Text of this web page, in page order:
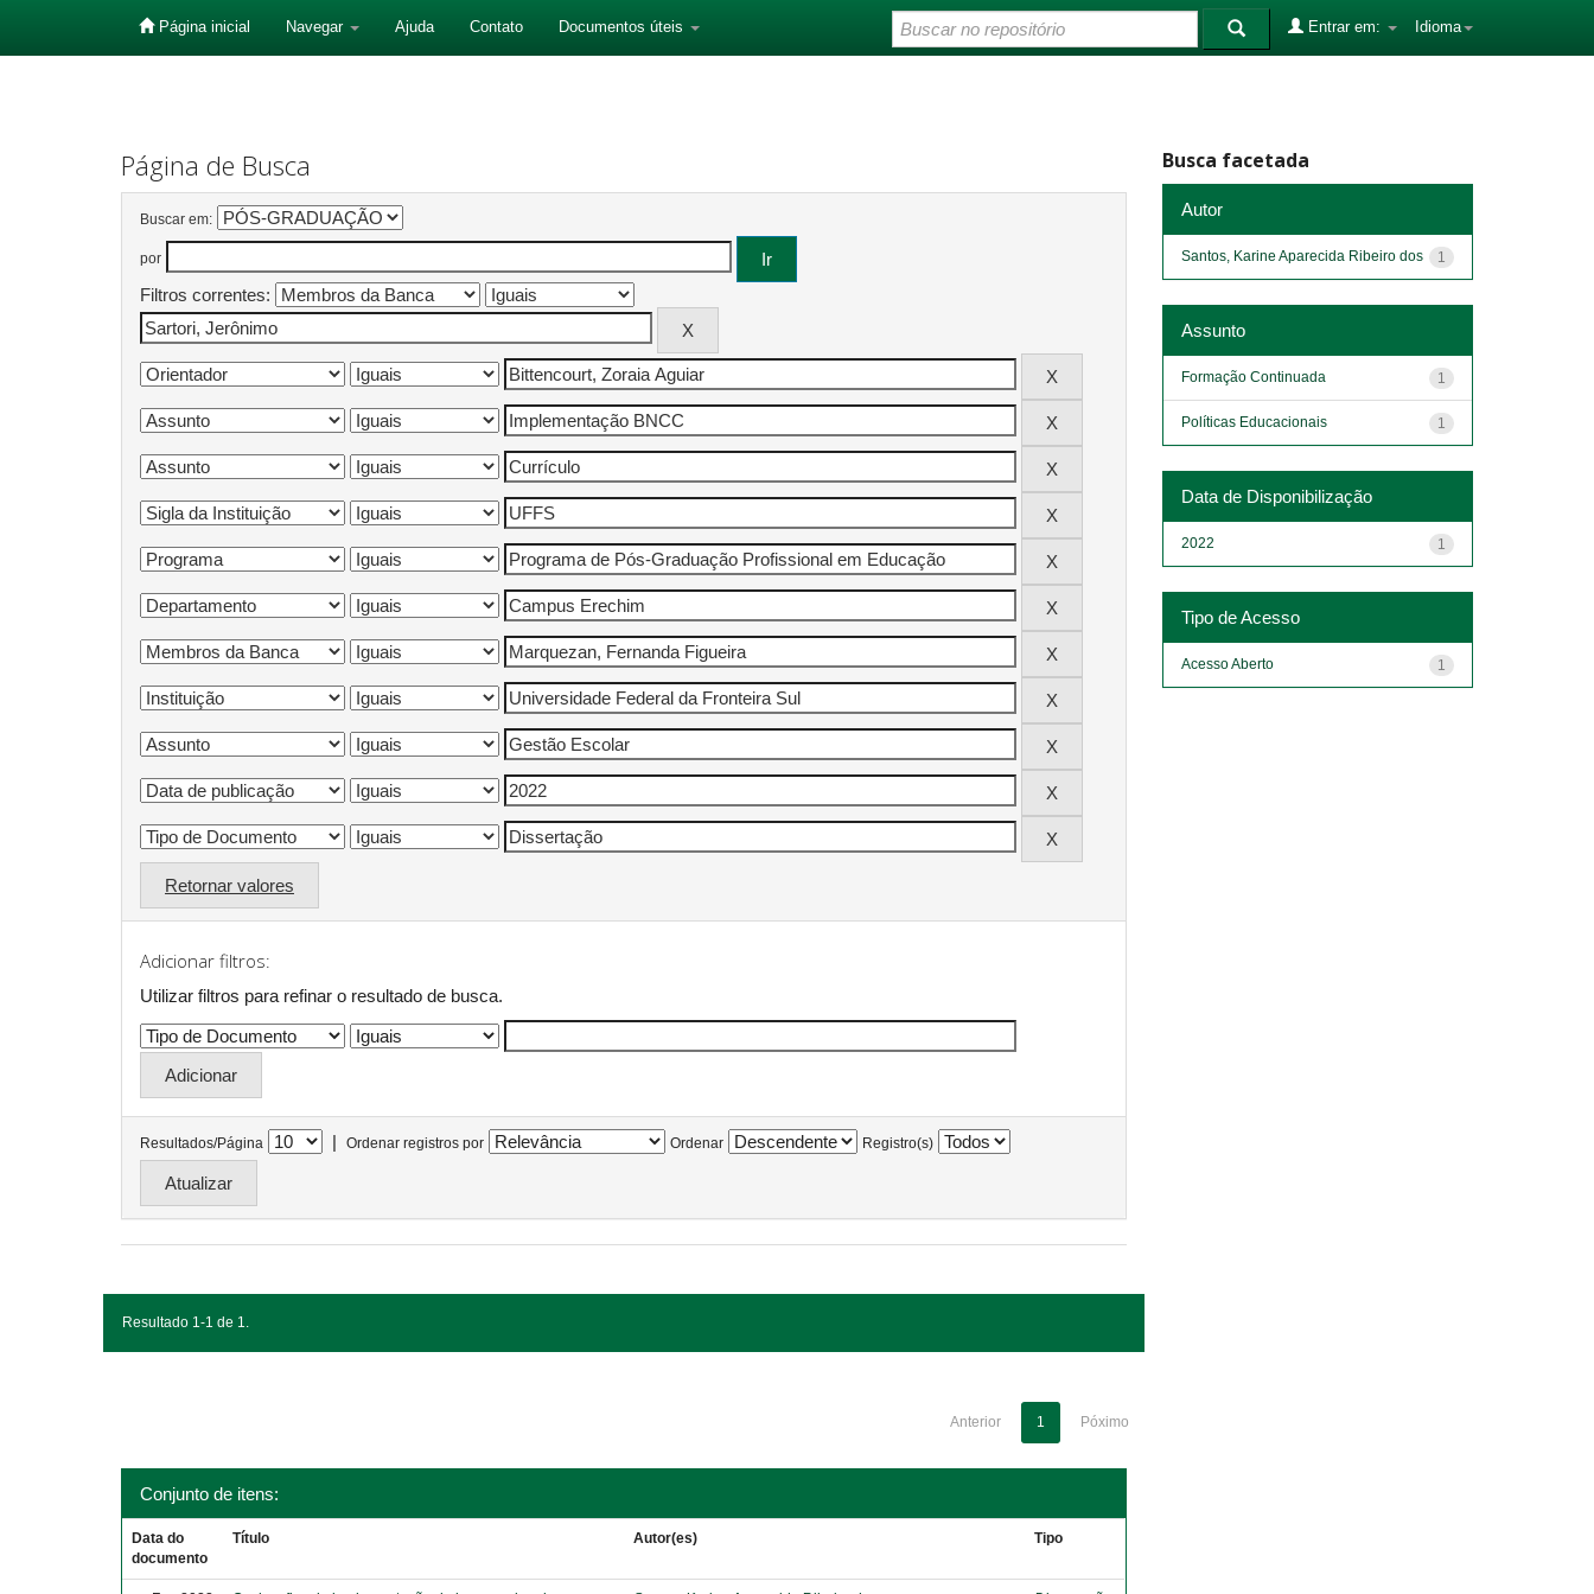
Página inicial Navegar Ajuda Contato Documentos úteis Idioma
Entrar em:
Página de Busca
Buscar em:
por
Filtros correntes:
Retornar valores
Adicionar filtros:
Utilizar filtros para refinar o resultado de busca.
Resultados/Página | Ordenar registros por Ordenar Registro(s)
Resultado 1-1 de 1.
Anterior 1 Póximo
Conjunto de itens:
Data do
documento
Título Autor(es) Tipo
Busca facetada
Autor
1
Santos, Karine Aparecida Ribeiro dos
Assunto
1
Formação Continuada
1
Políticas Educacionais
Data de Disponibilização
1
2022
Tipo de Acesso
1
Acesso Aberto